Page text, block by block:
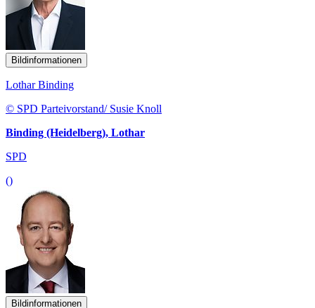
Bildinformationen
Lothar Binding
© SPD Parteivorstand/ Susie Knoll
Binding (Heidelberg), Lothar
SPD
()
Bildinformationen